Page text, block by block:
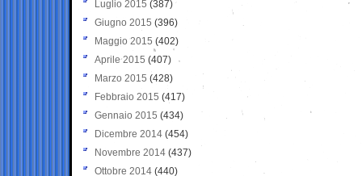
Luglio 2015 (387)
Giugno 2015 (396)
Maggio 2015 (402)
Aprile 2015 (407)
Marzo 2015 (428)
Febbraio 2015 (417)
Gennaio 2015 (434)
Dicembre 2014 (454)
Novembre 2014 (437)
Ottobre 2014 (440)